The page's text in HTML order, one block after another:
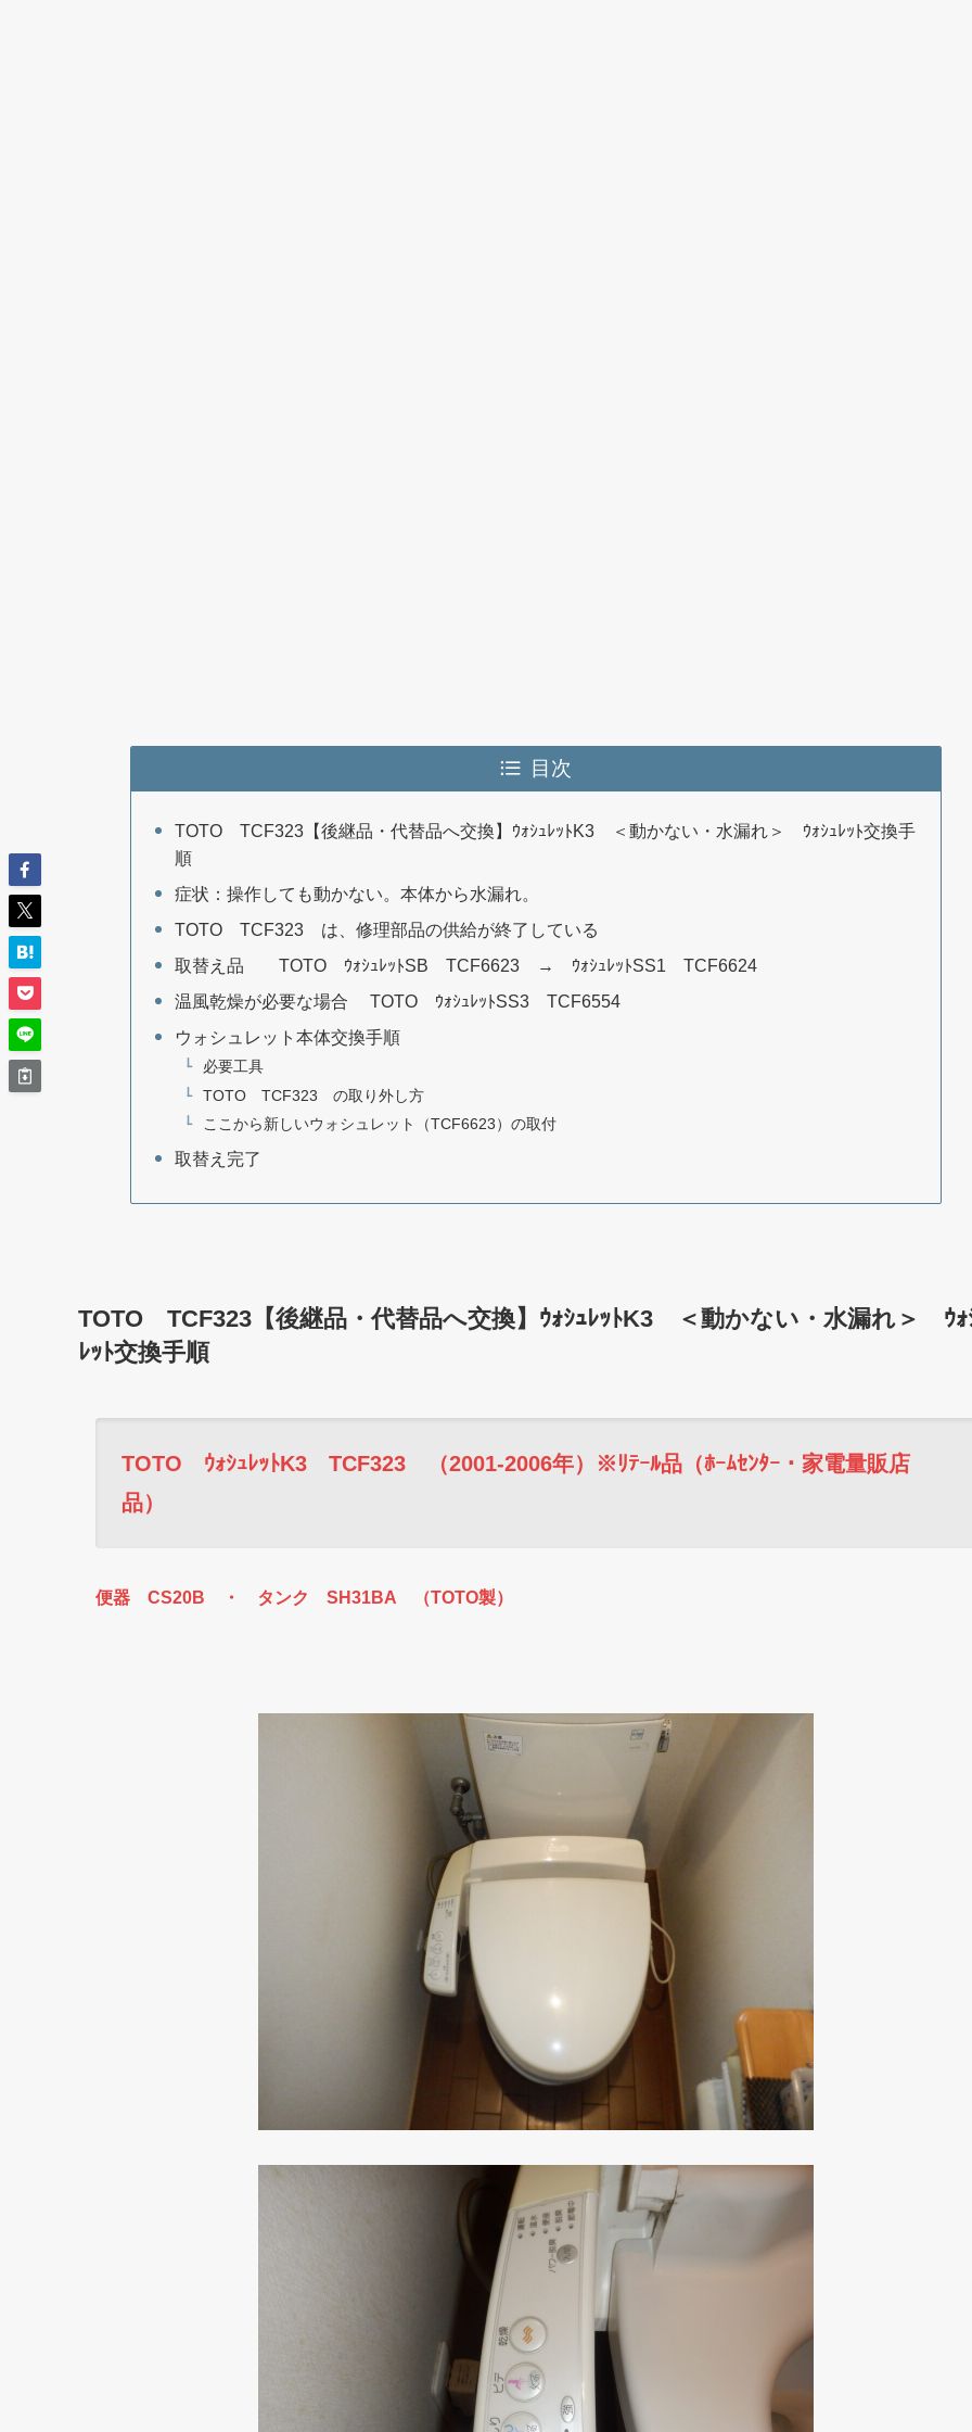
目次
TOTO TCF323【後継品・代替品へ交換】ｳｫｼｭﾚｯﾄK3 ＜動かない・水漏れ＞ ｳｫｼｭﾚｯﾄ交換手
順
症状：操作しても動かない。本体から水漏れ。
TOTO TCF323 は、修理部品の供給が終了している
取替え品 TOTO ｳｫｼｭﾚｯﾄSB TCF6623 → ｳｫｼｭﾚｯﾄSS1 TCF6624
温風乾燥が必要な場合 TOTO ｳｫｼｭﾚｯﾄSS3 TCF6554
ウォシュレット本体交換手順
必要工具
TOTO TCF323 の取り外し方
ここから新しいウォシュレット（TCF6623）の取付
取替え完了
TOTO TCF323【後継品・代替品へ交換】ｳｫｼｭﾚｯﾄK3 ＜動かない・水漏れ＞ ｳｫ
ﾚｯﾄ交換手順
TOTO ｳｫｼｭﾚｯﾄK3 TCF323 （2001-2006年）※ﾘﾃｰﾙ品（ﾎｰﾑｾﾝﾀｰ・家電量販店
品）
便器 CS20B ・ タンク SH31BA （TOTO製）